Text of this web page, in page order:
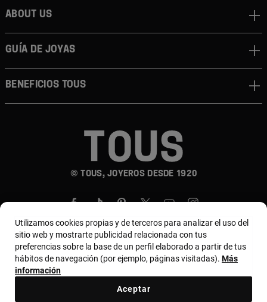
© TOUS, JOYEROS DESDE 1920
About us
Guía de joyas
Beneficios TOUS
País y moneda:Chile / Chilean Peso
Utilizamos cookies propias y de terceros para analizar el uso del
sitio web y mostrarte publicidad relacionada con tus
preferencias sobre la base de un perfil elaborado a partir de tus
hábitos de navegación (por ejemplo, páginas visitadas). Más
información
Aceptar